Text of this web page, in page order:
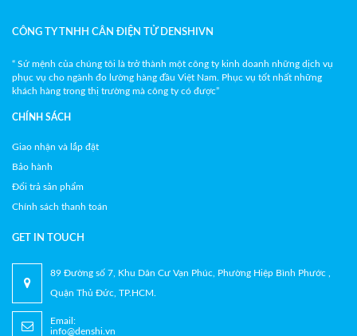
CÔNG TY TNHH CÂN ĐIỆN TỬ DENSHIVN
“ Sứ mệnh của chúng tôi là trở thành một công ty kinh doanh những dịch vụ
phục vụ cho ngành đo lường hàng đầu Việt Nam. Phục vụ tốt nhất những
khách hàng trong thị trường mà công ty có được”
CHÍNH SÁCH
Giao nhận và lắp đặt
Bảo hành
Đổi trả sản phẩm
Chính sách thanh toán
GET IN TOUCH
89 Đường số 7, Khu Dân Cư Vạn Phúc, Phường Hiệp Bình Phước ,
Quận Thủ Đức, TP.HCM.
Email:
info@denshi.vn